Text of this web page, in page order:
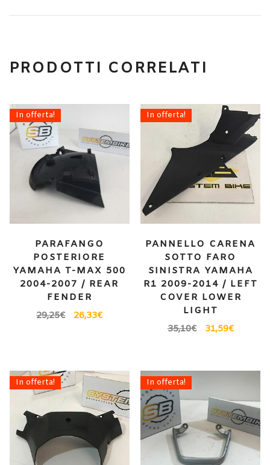
PRODOTTI CORRELATI
In offerta!
PARAFANGO
POSTERIORE
YAMAHA T-MAX 500
2004-2007 / REAR
FENDER
29,25€ 26,33€
In offerta!
PANNELLO CARENA
SOTTO FARO
SINISTRA YAMAHA
R1 2009-2014 / LEFT
COVER LOWER
LIGHT
35,10€ 31,59€
In offerta! In offerta!